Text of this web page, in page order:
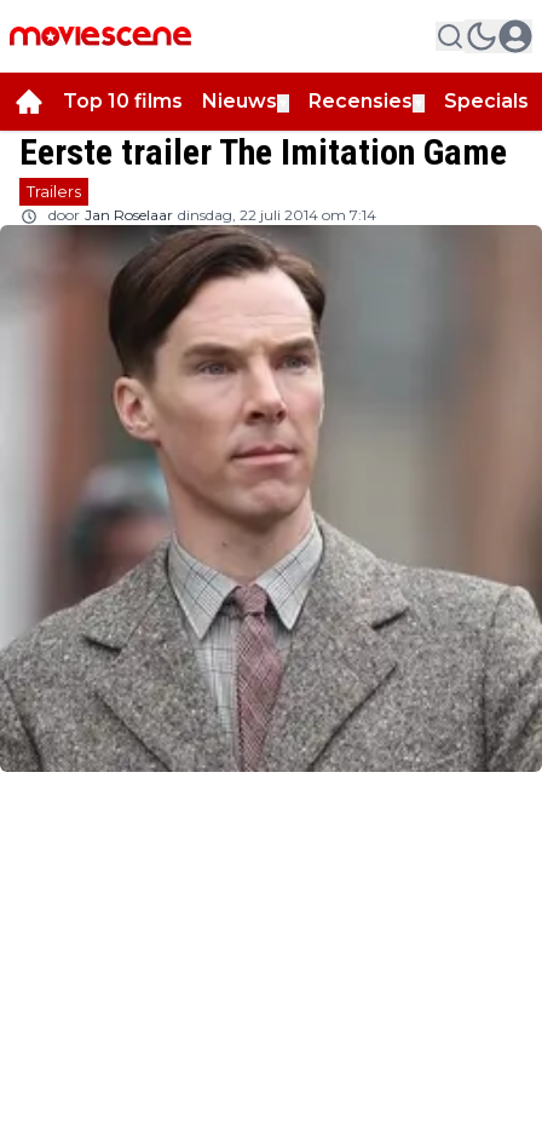
Top 10 films Nieuws Recensies Specials
Eerste trailer The Imitation Game
Trailers
door Jan Roselaar dinsdag, 22 juli 2014 om 7:14